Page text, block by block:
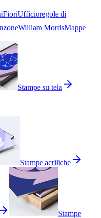
FioriUfficioregole di
William MorrisMappe
Stampe su tela
Stampe acriliche
Stampe